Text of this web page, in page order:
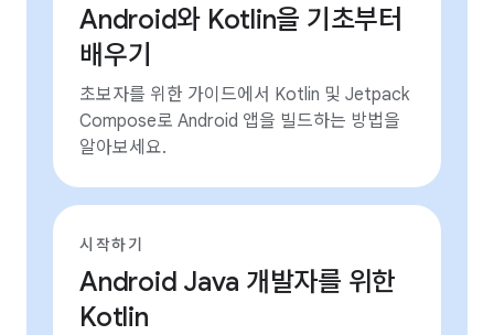
Android와 Kotlin을 기초부터
배우기
초보자를 위한 가이드에서 Kotlin 및 Jetpack
Compose로 Android 앱을 빌드하는 방법을
알아보세요.
시작하기
Android Java 개발자를 위한
Kotlin